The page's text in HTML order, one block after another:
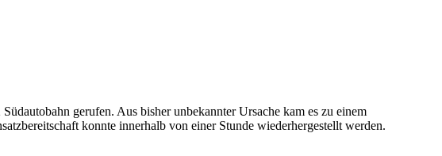
gerufen. Aus bisher unbekannter Ursache kam es zu einem
konnte innerhalb von einer Stunde wiederhergestellt werden.